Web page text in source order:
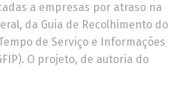
a empresas por atraso na
da Guia de Recolhimento do
de Serviço e Informações
O projeto, de autoria do